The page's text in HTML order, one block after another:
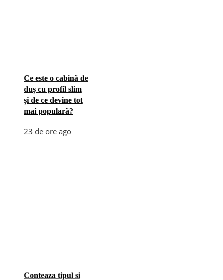
Ce este o cabină de
duș cu profil slim
și de ce devine tot
mai populară?
23 de ore ago
Conteaza tipul si